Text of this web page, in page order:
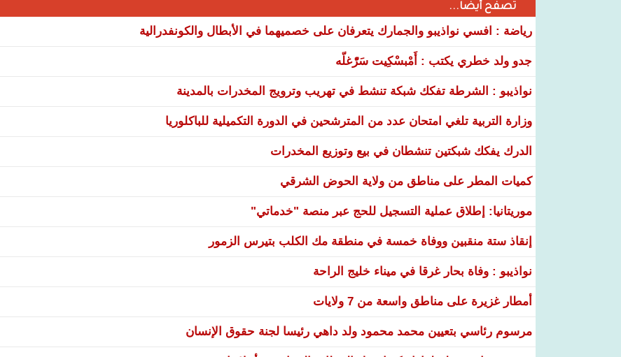
تصفح أيضا...
رياضة : افسي نواذيبو والجمارك يتعرفان على خصميهما في الأبطال والكونفدرالية
جدو ولد خطري يكتب : أَمْبسْكِيت سَرّْغلّه
نواذيبو : الشرطة تفكك شبكة تنشط في تهريب وترويج المخدرات بالمدينة
وزارة التربية تلغي امتحان عدد من المترشحين في الدورة التكميلية للباكلوريا
الدرك يفكك شبكتين تنشطان في بيع وتوزيع المخدرات
كميات المطر على مناطق من ولاية الحوض الشرقي
موريتانيا: إطلاق عملية التسجيل للحج عبر منصة "خدماتي"
إنقاذ ستة منقبين ووفاة خمسة في منطقة مك الكلب بتيرس الزمور
نواذيبو : وفاة بحار غرقا في ميناء خليج الراحة
أمطار غزيرة على مناطق واسعة من 7 ولايات
مرسوم رئاسي بتعيين محمد محمود ولد داهي رئيسا لجنة حقوق الإنسان